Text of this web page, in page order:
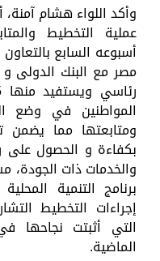
وأكد اللواء هشام
عملية التخطيط
أسبوعه السابع
مصر مع البنك الدولى و
المواطنين في وضع
ومتابعتها مما يضمن
بكفاءة و الحصول على
والخدمات ذات الجودة،
برنامج التنمية
إجراءات التخطيط
التي أثبتت نجاحها
الماضية.